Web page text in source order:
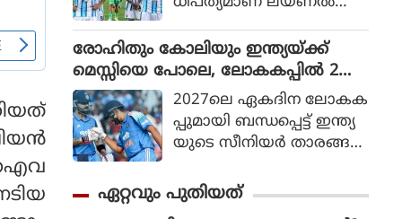
ഐവ
യുടെ മുകളില്‍ സ്‌പെയിന്‍
ചെലുത്തിയത്.
രോഹിതും കോലിയും ഇന്ത്യയ്ക്ക്
മെസ്സിയെ പോലെ, ലോകകപ്പിൽ 2
പേരും കളിക്കണമെന്ന് മുഹമ്മദ്
കൈഫ്
2027ലെ ഏകദിന ലോകക
പ്പുമായി ബന്ധപ്പെട്ട് ഇന്ത്യ
യുടെ സീനിയര്‍ താരങ്ങ
യുടെയും വിരാട്
കോലിയുടെയും ഭാവിയെ
ഏറ്റവും പുതിയത്